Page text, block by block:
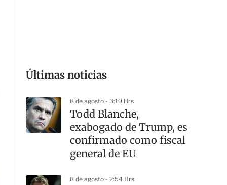
Últimas noticias
8 de agosto - 3:19 Hrs
Todd Blanche,
exabogado de Trump, es
confirmado como fiscal
general de EU
8 de agosto - 2:54 Hrs